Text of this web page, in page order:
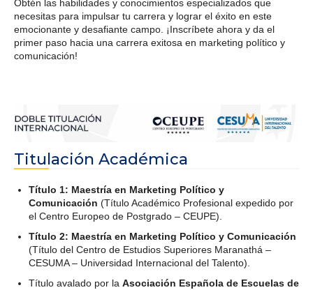
Obtén las habilidades y conocimientos especializados que
necesitas para impulsar tu carrera y lograr el éxito en este
emocionante y desafiante campo. ¡Inscríbete ahora y da el
primer paso hacia una carrera exitosa en marketing político y
comunicación!
Titulación Académica
Título 1: Maestría en Marketing Político y
Comunicación (Título Académico Profesional expedido por
el Centro Europeo de Postgrado – CEUPE).
Título 2: Maestría en Marketing Político y Comunicación
(Título del Centro de Estudios Superiores Maranathá –
CESUMA – Universidad Internacional del Talento).
Título avalado por la Asociación Española de Escuelas de